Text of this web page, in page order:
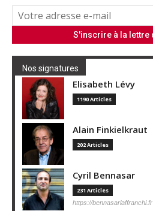
Nos signatures
Elisabeth Lévy
1190 Articles
Alain Finkielkraut
202 Articles
Cyril Bennasar
231 Articles
https://bennasarlaffranchi.fr